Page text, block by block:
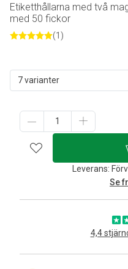
7 varianter
Leverans:
Se
4,4
Etiketthållarna med två
med 50 fickor
(1)